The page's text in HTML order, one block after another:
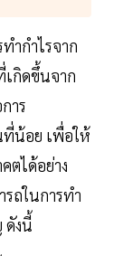
ำกำไรจาก
เกิดขึ้นจาก
าร
ที่น้อย เพื่อให้
ตได้อย่าง
ถในการทำ
ดังนี้